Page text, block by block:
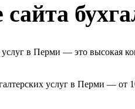
в Перми — это высокая
услуг в Перми —